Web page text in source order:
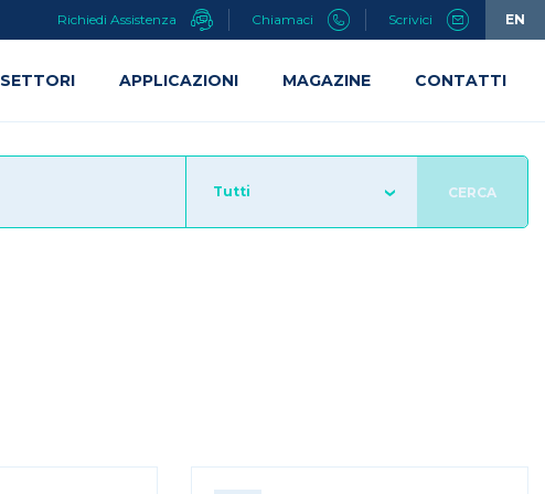
Tutti CERCA
Richiedi Assistenza Chiamaci Scrivici EN
SETTORI APPLICAZIONI MAGAZINE CONTATTI